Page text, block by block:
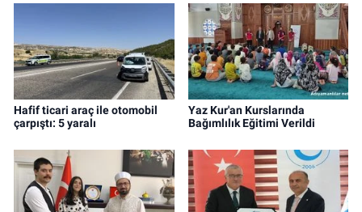
Hafif ticari araç ile otomobil
çarpıştı: 5 yaralı
Yaz Kur'an Kurslarında
Bağımlılık Eğitimi Verildi